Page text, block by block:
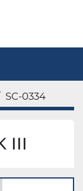
SC-0334
III